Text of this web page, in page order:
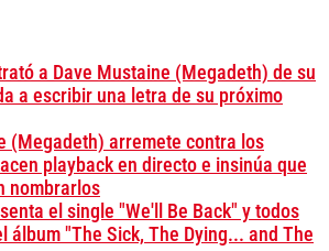
a Dave Mustaine (Megadeth) de su
a escribir una letra de su próximo
(Megadeth) arremete contra los
playback en directo e insinúa que
nombrarlos
el single "We'll Be Back" y todos
álbum "The Sick, The Dying... and The